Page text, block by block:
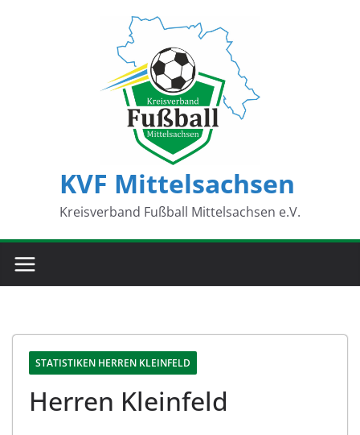
KVF Mittelsachsen
Kreisverband Fußball Mittelsachsen e.V.
STATISTIKEN HERREN KLEINFELD
Herren Kleinfeld